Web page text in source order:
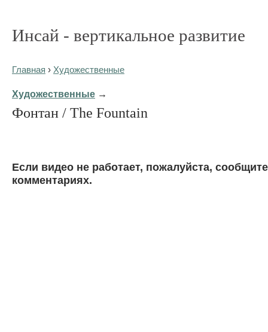
Инсай - вертикальное развитие
Главная › Художественные
Художественные →
Фонтан / The Fountain
Eсли видео не работает, пожалуйста,
комментариях.